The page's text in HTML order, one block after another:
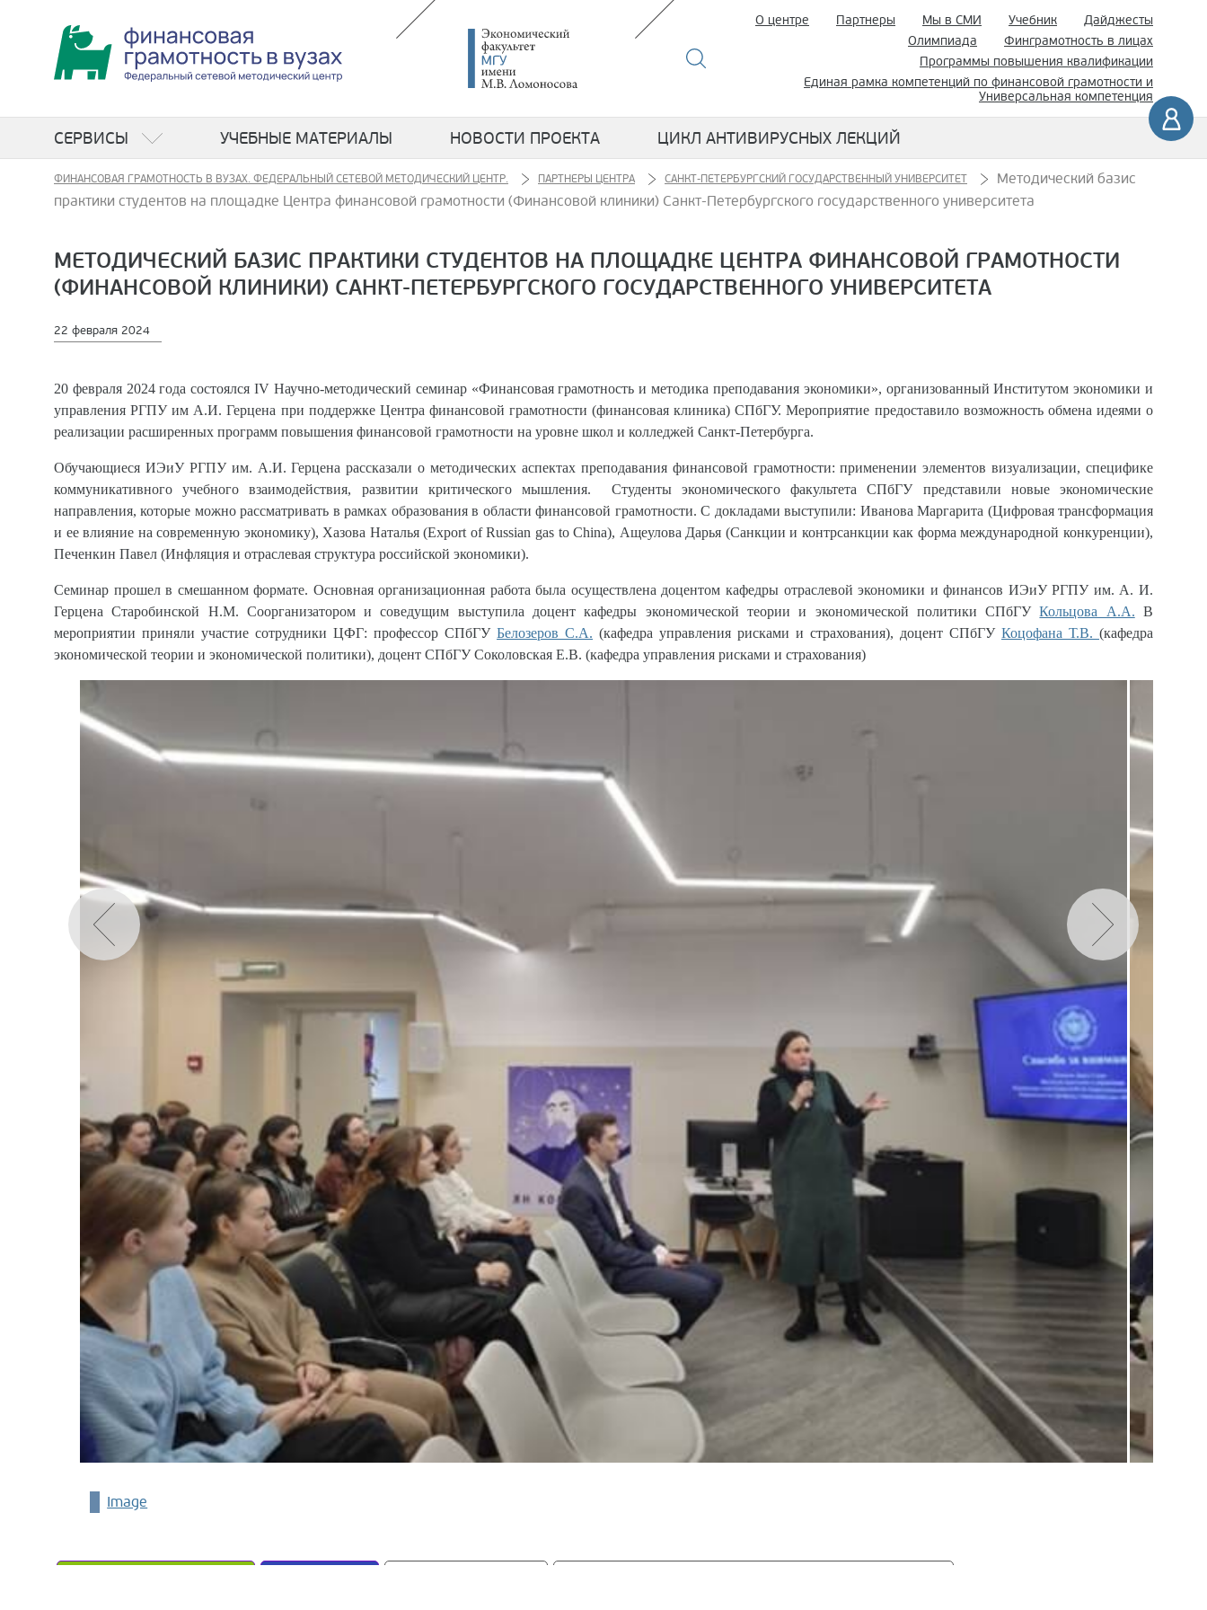
О центре Партнеры Мы в СМИ Учебник
Дайджесты
Олимпиада
Финграмотность в лицах
Программы повышения квалификации
Единая рамка компетенций по финансовой грамотности и
Универсальная компетенция
СЕРВИСЫ УЧЕБНЫЕ МАТЕРИАЛЫ НОВОСТИ ПРОЕКТА ЦИКЛ АНТИВИРУСНЫХ ЛЕКЦИЙ
ФИНАНСОВАЯ ГРАМОТНОСТЬ В ВУЗАХ. ФЕДЕРАЛЬНЫЙ СЕТЕВОЙ МЕТОДИЧЕСКИЙ ЦЕНТР. ПАРТНЕРЫ ЦЕНТРА САНКТ-ПЕТЕРБУРГСКИЙ ГОСУДАРСТВЕННЫЙ УНИВЕРСИТЕТ
Методический базис
практики студентов на площадке Центра финансовой грамотности (Финансовой клиники) Санкт-Петербургского государственного университета
МЕТОДИЧЕСКИЙ БАЗИС ПРАКТИКИ СТУДЕНТОВ НА ПЛОЩАДКЕ ЦЕНТРА ФИНАНСОВОЙ ГРАМОТНОСТИ
(ФИНАНСОВОЙ КЛИНИКИ) САНКТ-ПЕТЕРБУРГСКОГО ГОСУДАРСТВЕННОГО УНИВЕРСИТЕТА
22 февраля 2024
20 февраля 2024 года состоялся IV Научно-методический семинар «Финансовая грамотность и методика преподавания экономики», организованный Институтом экономики и
управления РГПУ им А.И. Герцена при поддержке Центра финансовой грамотности (финансовая клиника) СПбГУ. Мероприятие предоставило возможность обмена идеями о
реализации расширенных программ повышения финансовой грамотности на уровне школ и колледжей Санкт-Петербурга.
Обучающиеся ИЭиУ РГПУ им. А.И. Герцена рассказали о методических аспектах преподавания финансовой грамотности: применении элементов визуализации, специфике
коммуникативного учебного взаимодействия, развитии критического мышления.
Студенты экономического факультета СПбГУ представили новые экономические
направления, которые можно рассматривать в рамках образования в области финансовой грамотности. С докладами выступили: Иванова Маргарита (Цифровая трансформация
и ее влияние на современную экономику), Хазова Наталья (Export of Russian gas to China), Ащеулова Дарья (Санкции и контрсанкции как форма международной конкуренции),
Печенкин Павел (Инфляция и отраслевая структура российской экономики).
Семинар прошел в смешанном формате. Основная организационная работа была осуществлена доцентом кафедры отраслевой экономики и финансов ИЭиУ РГПУ им. А. И.
Герцена Старобинской Н.М. Соорганизатором и соведущим выступила доцент кафедры экономической теории и экономической политики СПбГУКольцова А.А. В
мероприятии приняли участие сотрудники ЦФГ: профессор СПбГУ Белозеров С.А. (кафедра управления рисками и страхования), доцент СПбГУ Коцофана Т.В. (кафедра
экономической теории и экономической политики), доцент СПбГУ Соколовская Е.В. (кафедра управления рисками и страхования)
Image